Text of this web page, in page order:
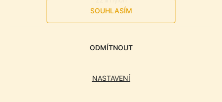
SOUHLASÍM
NASTAVENÍ
ODMÍTNOUT